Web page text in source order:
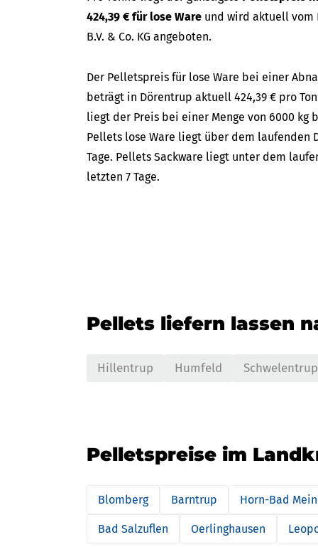
424,39 € für lose Ware und wird aktuell vom
B.V. & Co. KG angeboten.
Der Pelletspreis für lose Ware bei einer
beträgt in Dörentrup aktuell 424,39 € pro
liegt der Preis bei einer Menge von 6000 kg
Pellets lose Ware liegt über dem laufenden
Tage. Pellets Sackware liegt unter dem
letzten 7 Tage.
Pellets liefern lassen
Hillentrup Humfeld Schwelentrup
Pelletspreise im
Blomberg Barntrup Horn-Bad
Bad Salzuflen Oerlinghausen